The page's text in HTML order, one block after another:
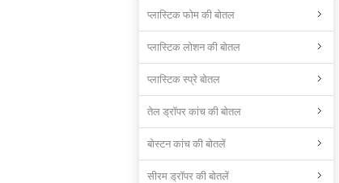
प्लास्टिक फोम की बोतल
प्लास्टिक लोशन की बोतल
प्लास्टिक स्प्रे बोतल
तेल ड्रॉपर कांच की बोतल
बोस्टन कांच की बोतलें
सीरम ड्रॉपर की बोतलें